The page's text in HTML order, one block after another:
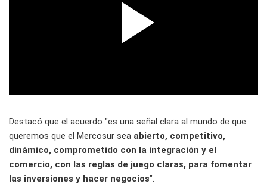
Destacó que el acuerdo "es una señal clara al mundo de que
queremos que el Mercosur sea abierto, competitivo,
dinámico, comprometido con la integración y el
comercio, con las reglas de juego claras, para fomentar
las inversiones y hacer negocios".